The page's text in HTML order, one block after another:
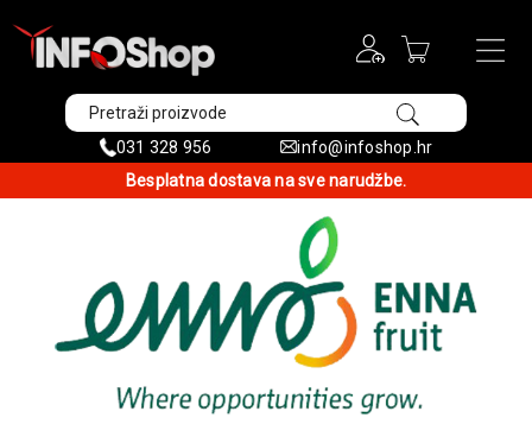
031 328 956
info@infoshop.hr
Besplatna dostava na sve narudžbe.